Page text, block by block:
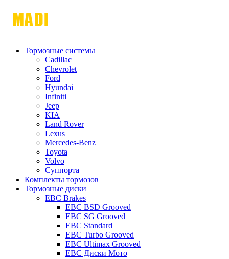
Тормозные системы
Cadillac
Chevrolet
Ford
Hyundai
Infiniti
Jeep
KIA
Land Rover
Lexus
Mercedes-Benz
Toyota
Volvo
Суппорта
Комплекты тормозов
Тормозные диски
EBC Brakes
EBC BSD Grooved
EBC SG Grooved
EBC Standard
EBC Turbo Grooved
EBC Ultimax Grooved
EBC Диски Мото